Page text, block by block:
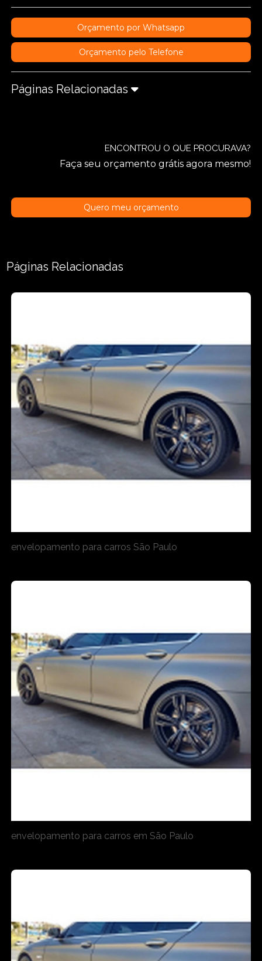
Orçamento por Whatsapp
Orçamento pelo Telefone
Páginas Relacionadas
ENCONTROU O QUE PROCURAVA?
Faça seu orçamento grátis agora mesmo!
Quero meu orçamento
Páginas Relacionadas
envelopamento para carros São Paulo
envelopamento para carros em São Paulo